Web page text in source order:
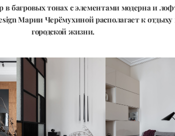
в багровых тонах с элементами модерна и
Марии Черёмухиной располагает к
городской жизни.